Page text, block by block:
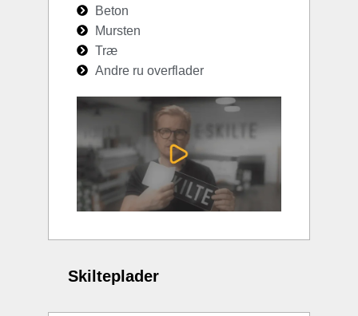
Beton
Mursten
Træ
Andre ru overflader
Skilteplader